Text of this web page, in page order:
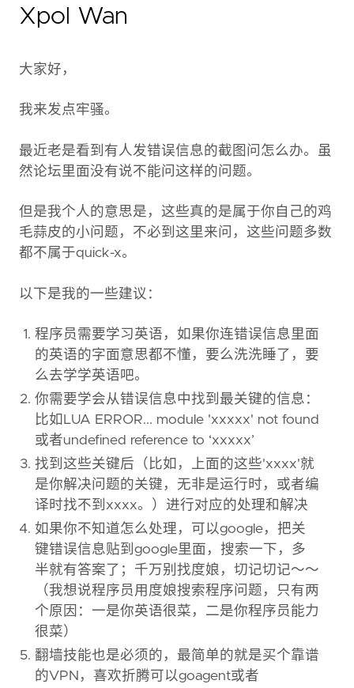
Xpol Wan
大家好，
我来发点牢骚。
最近老是看到有人发错误信息的截图问怎么办。虽
然论坛里面没有说不能问这样的问题。
但是我个人的意思是，这些真的是属于你自己的鸡
毛蒜皮的小问题，不必到这里来问，这些问题多数
都不属于quick-x。
以下是我的一些建议：
程序员需要学习英语，如果你连错误信息里面
的英语的字面意思都不懂，要么洗洗睡了，要
么去学学英语吧。
你需要学会从错误信息中找到最关键的信息：
比如LUA ERROR... module 'xxxxx' not found
或者undefined reference to ‘xxxxx’
找到这些关键后（比如，上面的这些'xxxx'就
是你解决问题的关键，无非是运行时，或者编
译时找不到xxxx。）进行对应的处理和解决
如果你不知道怎么处理，可以google，把关
键错误信息贴到google里面，搜索一下，多
半就有答案了；千万别找度娘，切记切记～～
（我想说程序员用度娘搜索程序问题，只有两
个原因：一是你英语很菜，二是你程序员能力
很菜）
翻墙技能也是必须的，最简单的就是买个靠谱
的VPN，喜欢折腾可以goagent或者